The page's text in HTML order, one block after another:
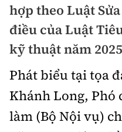
Chuyện dọc đường
Cải chính
Quy hoạch kiến trúc
Vật liệu xây dựng
Giám định chất lượng
Quản lý đô thị
Quản lý
Đường bộ
Hàng không
Kinh tế
Thị trường
Tài chính
Chứng khoán
Pháp luật
Thanh tra
An ninh hình sự
An toàn giao thông
Giao thông 24h
hợp theo Luật
điều của Luật
kỹ thuật năm
Phát biểu tại tọa
Khánh Long, Phó
làm (Bộ Nội vụ)